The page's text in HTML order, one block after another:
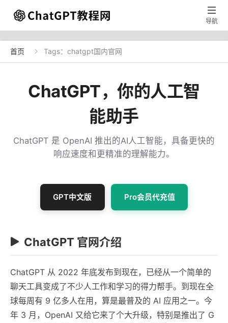

导航
首页  Tags：chatgpt国内官网
ChatGPT，你的人工智
能助手
ChatGPT 是 OpenAI 推出的AI人工智能，具备更快的
响应速度和更精准的理解能力。
GPT中文版 Pro会员代充值
ChatGPT 官网介绍
ChatGPT 从 2022 年底发布到现在，已经从一个简单的
聊天工具变成了不少人工作和学习的得力帮手。到现在全
球每周有 9 亿多人在用，算是最普及的 AI 应用之一。今
年 3 月，OpenAI 又给它来了个大升级，特别是推出了 G